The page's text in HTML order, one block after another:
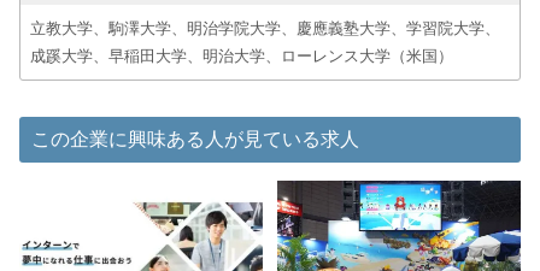
立教大学、駒澤大学、明治学院大学、慶應義塾大学、学習院大学、
成蹊大学、早稲田大学、明治大学、ローレンス大学（米国）
この企業に興味ある人が見ている求人